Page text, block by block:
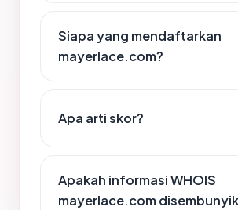
Siapa yang mendaftarkan
mayerlace.com?
Apa arti skor?
Apakah informasi WHOIS
mayerlace.com